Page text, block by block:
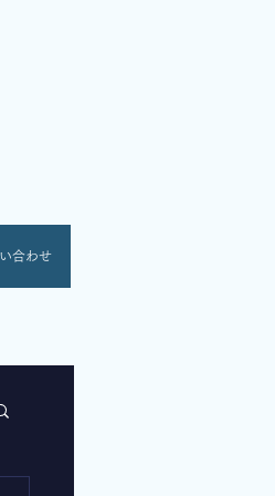
合わせ